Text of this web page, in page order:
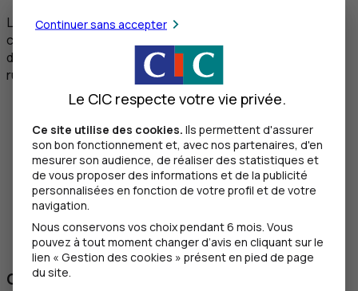
Le constat de dégât des eaux permet de mieux
comprendre les circonstances du sinistre et ses
différentes conséquences. Il comporte ainsi quelques
rubriques obligatoires concernant :
Les circonstances du dégât des eaux
L’origine du dégât des eaux (si elle est déjà
identifiée)
Une description précise des dommages (parties du
logement dégradées, mobilier endommagé...)
L’identité et les coordonnées des personnes
impliquées
Le nom et les coordonnées de l’assureur des
personnes en cause.
Quelle est la procédure pour envoyer le
Continuer sans accepter
Le CIC respecte votre vie privée.
Ce site utilise des cookies. Ils permettent d'assurer
son bon fonctionnement et, avec nos partenaires, d'en
mesurer son audience, de réaliser des statistiques et
de vous proposer des informations et de la publicité
personnalisées en fonction de votre profil et de votre
navigation.
Nous conservons vos choix pendant 6 mois. Vous
pouvez à tout moment changer d’avis en cliquant sur le
lien « Gestion des cookies » présent en pied de page
du site.